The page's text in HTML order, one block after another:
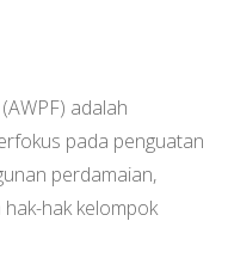
adalah
pada penguatan
perdamaian,
hak kelompok